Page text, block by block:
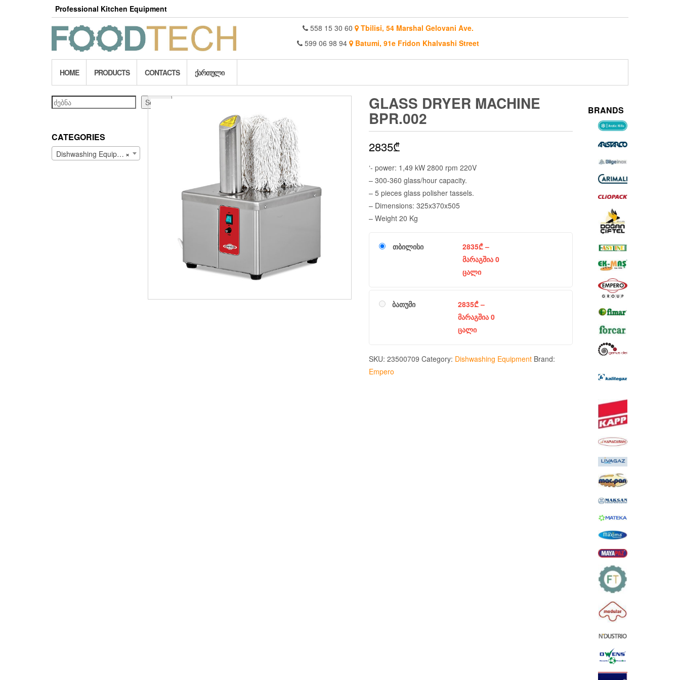
Professional Kitchen Equipment
558 15 30 60
Tbilisi, 54 Marshal Gelovani Ave.
599 06 98 94
Batumi, 91e Fridon Khalvashi Street
HOME PRODUCTS CONTACTS ᲥᲐᲠᲗᲣᲚᲘ
Search Search
CATEGORIES
×
Dishwashing Equipment (55)
GLASS DRYER MACHINE
BPR.002
2835₾
‘- power: 1,49 kW 2800 rpm 220V
– 300-360 glass/hour capacity.
– 5 pieces glass polisher tassels.
– Dimensions: 325x370x505
– Weight 20 Kg
თბილისი 2835₾–
მარაგშია 0
ცალი
ბათუმი 2835₾–
მარაგშია 0
ცალი
SKU: 23500709 Category: Dishwashing Equipment Brand:
Empero
BRANDS